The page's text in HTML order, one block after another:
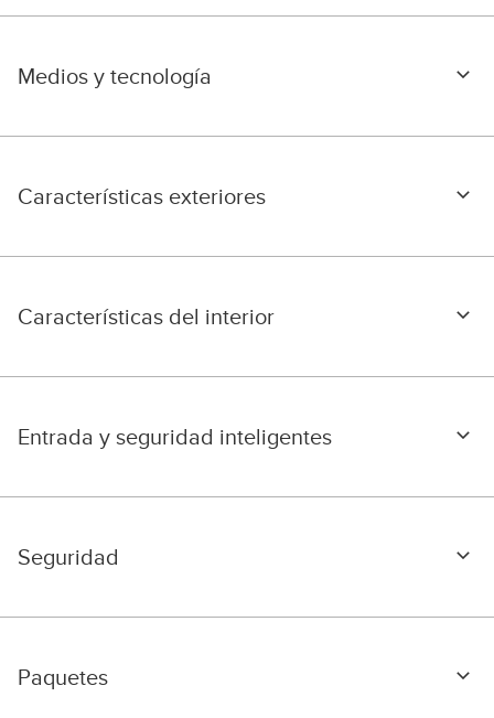
Medios y tecnología
Características exteriores
Características del interior
Entrada y seguridad inteligentes
Seguridad
Paquetes